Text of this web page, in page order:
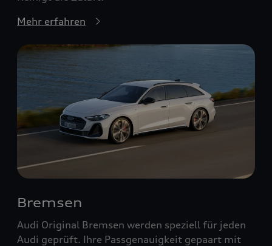
Mehr erfahren
Bremsen
Audi Original Bremsen werden speziell für jeden
Audi geprüft. Ihre Passgenauigkeit gepaart mit